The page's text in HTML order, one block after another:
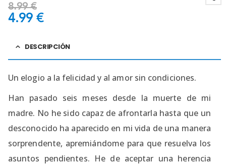
8.99€
4.99 €
DESCRIPCIÓN
Un elogio a la felicidad y al amor sin condiciones.
Han pasado seis meses desde la muerte de mi
madre. No he sido capaz de afrontarla hasta que un
desconocido ha aparecido en mi vida de una manera
sorprendente, apremiándome para que resuelva los
asuntos pendientes. He de aceptar una herencia